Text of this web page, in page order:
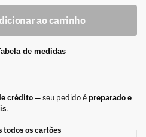
ao carrinho
de medidas
crédito— seu pedido é preparado e
.
todos os cartões